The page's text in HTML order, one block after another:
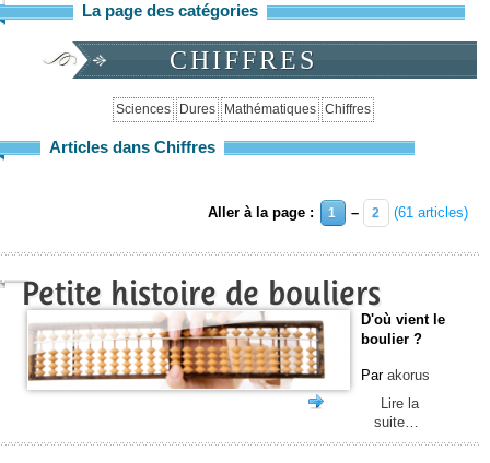
La page des catégories
CHIFFRES
Sciences Dures Mathématiques Chiffres
Articles dans Chiffres
Aller à la page : 1 – 2 (61 articles)
Petite histoire de bouliers
D'où vient le
boulier ?
Par akorus
Lire la
suite…